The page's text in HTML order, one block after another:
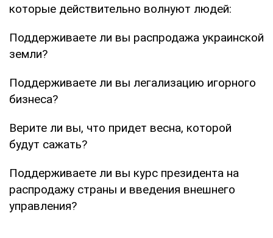
которые действительно волнуют людей:
Поддерживаете ли вы распродажа украинской
земли?
Поддерживаете ли вы легализацию игорного
бизнеса?
Верите ли вы, что придет весна, которой
будут сажать?
Поддерживаете ли вы курс президента на
распродажу страны и введения внешнего
управления?